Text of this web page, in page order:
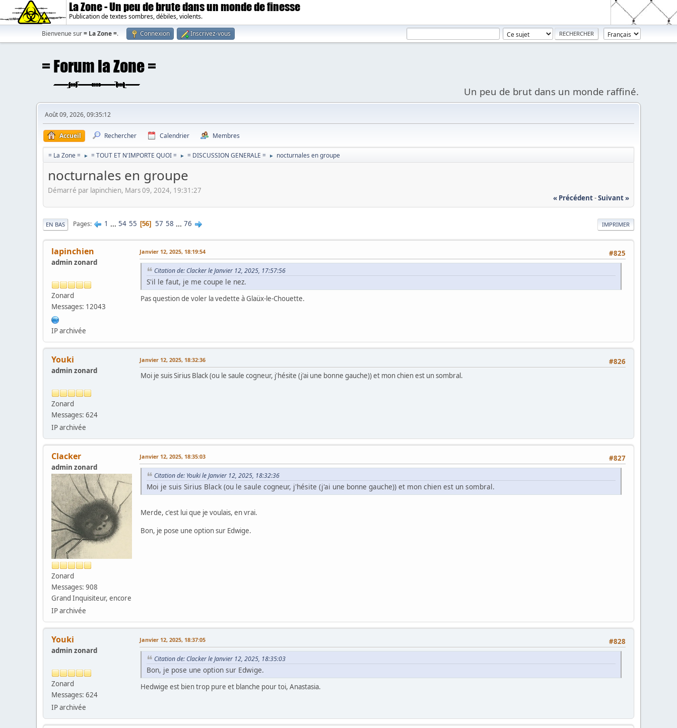
La Zone - Un peu de brute dans un monde de finesse
Publication de textes sombres, débiles, violents.
Bienvenue sur= La Zone =. Connexion Inscrivez-vous
Un peu de brut dans un monde raffiné.
Août 09, 2026, 09:35:12
Accueil Rechercher Calendrier Membres
= La Zone = ► = TOUT ET N'IMPORTE QUOI = ► = DISCUSSION GENERALE = ► nocturnales en groupe
nocturnales en groupe
Démarré par lapinchien, Mars 09, 2024, 19:31:27
« Précédent-Suivant »
IMPRIMER
EN BAS Pages 1 ... 54 55 56 57 58 ... 76
lapinchien
admin zonard
Zonard
Messages: 12043
IP archivée
#825
Janvier 12, 2025, 18:19:54
Citation de: Clacker le Janvier 12, 2025, 17:57:56
S'il le faut, je me coupe le nez.
Pas question de voler la vedette à Glaüx-le-Chouette.
Youki
admin zonard
Zonard
Messages: 624
IP archivée
#826
Janvier 12, 2025, 18:32:36
Moi je suis Sirius Black (ou le saule cogneur, j'hésite (j'ai une bonne gauche)) et mon chien est un sombral.
Clacker
admin zonard
Zonard
Messages: 908
Grand Inquisiteur, encore
IP archivée
#827
Janvier 12, 2025, 18:35:03
Citation de: Youki le Janvier 12, 2025, 18:32:36
Moi je suis Sirius Black (ou le saule cogneur, j'hésite (j'ai une bonne gauche)) et mon chien est un sombral.
Merde, c'est lui que je voulais, en vrai.
Bon, je pose une option sur Edwige.
Youki
admin zonard
Zonard
Messages: 624
IP archivée
#828
Janvier 12, 2025, 18:37:05
Citation de: Clacker le Janvier 12, 2025, 18:35:03
Bon, je pose une option sur Edwige.
Hedwige est bien trop pure et blanche pour toi, Anastasia.